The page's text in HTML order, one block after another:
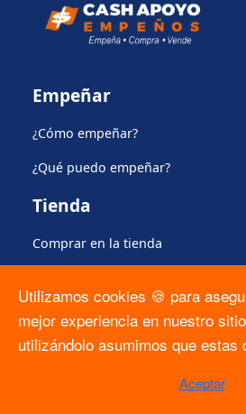
Empeñar
¿Cómo empeñar?
¿Qué puedo empeñar?
Tienda
Comprar en la tienda
Plan de protección del producto
Regulación
Utilizamos cookies 🍪 para
mejor experiencia en nuestro
utilizándolo asumimos que estas
Aceptar